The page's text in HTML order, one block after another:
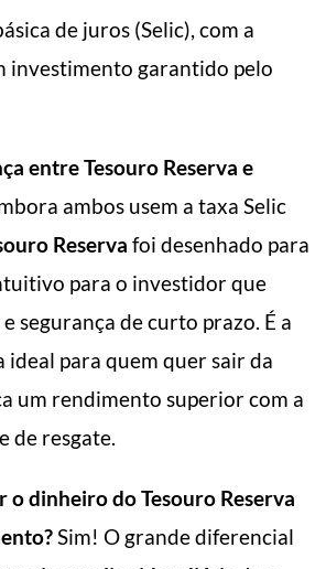
de juros (Selic), com a
investimento garantido pelo
entre Tesouro Reserva e
ambos usem a taxa Selic
Reserva foi desenhado para
para o investidor que
segurança de curto prazo. É a
ideal para quem quer sair da
um rendimento superior com a
de resgate.
o dinheiro do Tesouro Reserva
Sim! O grande diferencial